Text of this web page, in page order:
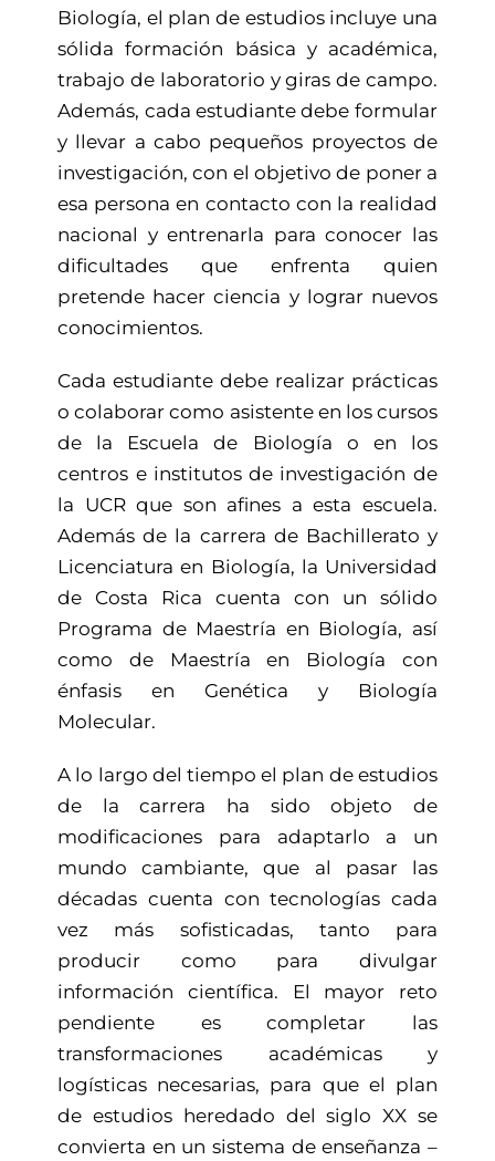
Biología, el plan de estudios incluye una
sólida formación básica y académica,
trabajo de laboratorio y giras de campo.
Además, cada estudiante debe formular
y llevar a cabo pequeños proyectos de
investigación, con el objetivo de poner a
esa persona en contacto con la realidad
nacional y entrenarla para conocer las
dificultades que enfrenta quien
pretende hacer ciencia y lograr nuevos
conocimientos.
Cada estudiante debe realizar prácticas
o colaborar como asistente en los cursos
de la Escuela de Biología o en los
centros e institutos de investigación de
la UCR que son afines a esta escuela.
Además de la carrera de Bachillerato y
Licenciatura en Biología, la Universidad
de Costa Rica cuenta con un sólido
Programa de Maestría en Biología, así
como de Maestría en Biología con
énfasis en Genética y Biología
Molecular.
A lo largo del tiempo el plan de estudios
de la carrera ha sido objeto de
modificaciones para adaptarlo a un
mundo cambiante, que al pasar las
décadas cuenta con tecnologías cada
vez más sofisticadas, tanto para
producir como para divulgar
información científica. El mayor reto
pendiente es completar las
transformaciones académicas y
logísticas necesarias, para que el plan
de estudios heredado del siglo XX se
convierta en un sistema de enseñanza –